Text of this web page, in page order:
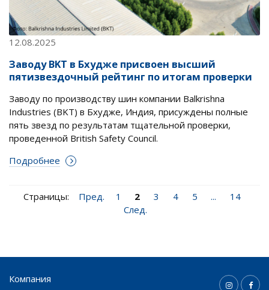
12.08.2025
Заводу BKT в Бхудже присвоен высший
пятизвездочный рейтинг по итогам проверки
Заводу по производству шин компании Balkrishna
Industries (BKT) в Бхудже, Индия, присуждены полные
пять звезд по результатам тщательной проверки,
проведенной British Safety Council.
Подробнее
Страницы: Пред. 1 2 3 4 5 ...
14
След.
Компания